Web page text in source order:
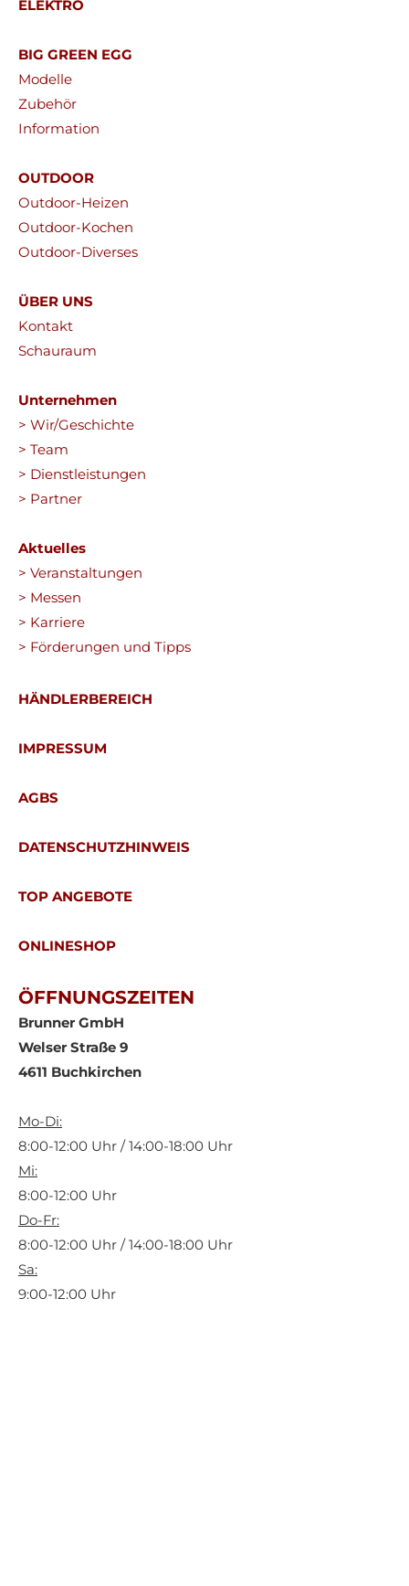
ELEKTRO
BIG GREEN EGG
Modelle
Zubehör
Information
OUTDOOR
Outdoor-Heizen
Outdoor-Kochen
Outdoor-Diverses
ÜBER UNS
Kontakt
Schauraum
Unternehmen
> Wir/Geschichte
> Team
> Dienstleistungen
> Partner
Aktuelles
> Veranstaltungen
> Messen
> Karriere
> Förderungen und Tipps
HÄNDLERBEREICH
IMPRESSUM
AGBS
DATENSCHUTZHINWEIS
TOP ANGEBOTE
ONLINESHOP
ÖFFNUNGSZEITEN
Brunner GmbH
Welser Straße 9
4611 Buchkirchen
Mo-Di:
8:00-12:00 Uhr / 14:00-18:00 Uhr
Mi:
8:00-12:00 Uhr
Do-Fr:
8:00-12:00 Uhr / 14:00-18:00 Uhr
Sa:
9:00-12:00 Uhr